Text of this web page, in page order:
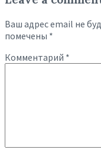
Ваш адрес email не
помечены *
Комментарий *